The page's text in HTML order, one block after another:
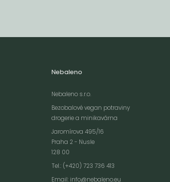
Nebaleno
Nebaleno s.r.o.
Bezobalové vegan potraviny
drogerie a minikavárna
Jaromírova 495/16
Praha 2 - Nusle
128 00
Tel.: (+420) 723 736 413
Email: info@nebaleno.eu
Webové stránky používají k poskytování služeb,